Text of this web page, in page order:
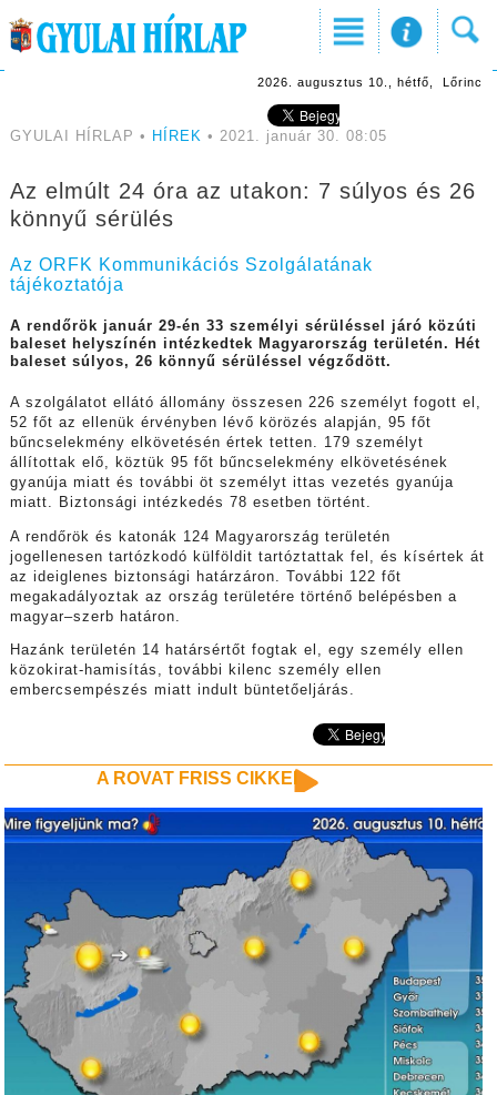
2026. augusztus 10., hétfő, Lőrinc
GYULAI HÍRLAP • HÍREK • 2021. január 30. 08:05
Az elmúlt 24 óra az utakon: 7 súlyos és 26
könnyű sérülés
Az ORFK Kommunikációs Szolgálatának
tájékoztatója
A rendőrök január 29-én 33 személyi sérüléssel járó közúti
baleset helyszínén intézkedtek Magyarország területén. Hét
baleset súlyos, 26 könnyű sérüléssel végződött.
A szolgálatot ellátó állomány összesen 226 személyt fogott el,
52 főt az ellenük érvényben lévő körözés alapján, 95 főt
bűncselekmény elkövetésén értek tetten. 179 személyt
állítottak elő, köztük 95 főt bűncselekmény elkövetésének
gyanúja miatt és további öt személyt ittas vezetés gyanúja
miatt. Biztonsági intézkedés 78 esetben történt.
A rendőrök és katonák 124 Magyarország területén
jogellenesen tartózkodó külföldit tartóztattak fel, és kísértek át
az ideiglenes biztonsági határzáron. További 122 főt
megakadályoztak az ország területére történő belépésben a
magyar–szerb határon.
Hazánk területén 14 határsértőt fogtak el, egy személy ellen
közokirat-hamisítás, további kilenc személy ellen
embercsempészés miatt indult büntetőeljárás.
A ROVAT FRISS CIKKEI